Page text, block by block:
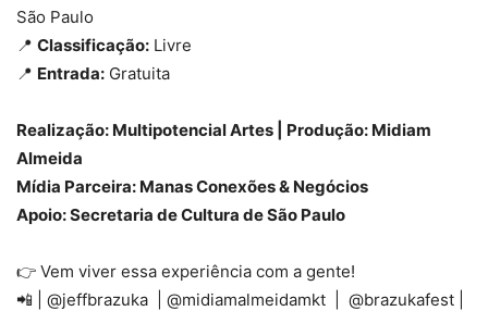
São Paulo
📍 Classificação: Livre
📍 Entrada: Gratuita
Realização: Multipotencial Artes | Produção: Midiam
Almeida
Mídia Parceira: Manas Conexões & Negócios
Apoio: Secretaria de Cultura de São Paulo
👉 Vem viver essa experiência com a gente!
📲 | @jeffbrazuka | @midiamalmeidamkt | @brazukafest |